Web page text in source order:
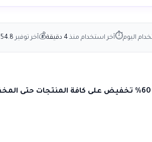
اليوم⏱آخر استخدام منذ 4 دقيقة 💰آخر توفير 54.8 ريال عماني